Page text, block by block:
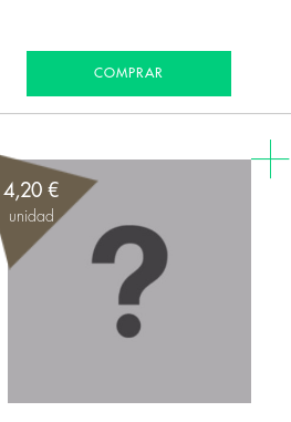
COMPRAR
4,20 €
unidad